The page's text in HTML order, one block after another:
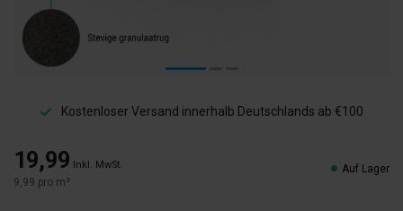
Kostenloser Versand innerhalb Deutschlands ab €100
19,99 Inkl. MwSt.
9,99 pro m²
Auf Lager